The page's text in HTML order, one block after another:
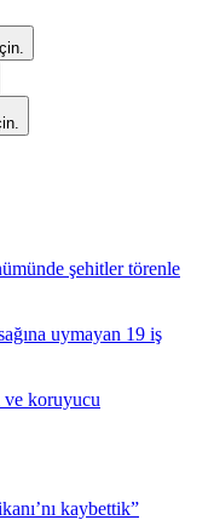
şehitler törenle
uymayan 19 iş
ve koruyucu
kaybettik”